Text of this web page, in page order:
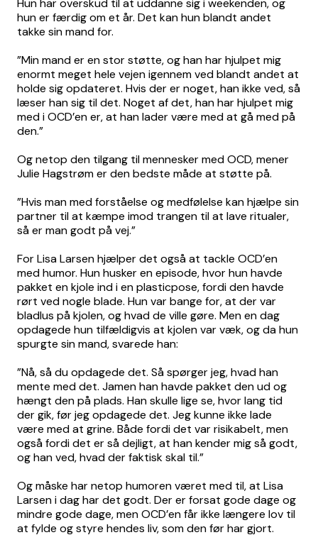
Hun har overskud til at uddanne sig i weekenden, og
hun er færdig om et år. Det kan hun blandt andet
takke sin mand for.
”Min mand er en stor støtte, og han har hjulpet mig
enormt meget hele vejen igennem ved blandt andet at
holde sig opdateret. Hvis der er noget, han ikke ved, så
læser han sig til det. Noget af det, han har hjulpet mig
med i OCD’en er, at han lader være med at gå med på
den.”
Og netop den tilgang til mennesker med OCD, mener
Julie Hagstrøm er den bedste måde at støtte på.
”Hvis man med forståelse og medfølelse kan hjælpe sin
partner til at kæmpe imod trangen til at lave ritualer,
så er man godt på vej.”
For Lisa Larsen hjælper det også at tackle OCD’en
med humor. Hun husker en episode, hvor hun havde
pakket en kjole ind i en plasticpose, fordi den havde
rørt ved nogle blade. Hun var bange for, at der var
bladlus på kjolen, og hvad de ville gøre. Men en dag
opdagede hun tilfældigvis at kjolen var væk, og da hun
spurgte sin mand, svarede han:
”Nå, så du opdagede det. Så spørger jeg, hvad han
mente med det. Jamen han havde pakket den ud og
hængt den på plads. Han skulle lige se, hvor lang tid
der gik, før jeg opdagede det. Jeg kunne ikke lade
være med at grine. Både fordi det var risikabelt, men
også fordi det er så dejligt, at han kender mig så godt,
og han ved, hvad der faktisk skal til.”
Og måske har netop humoren været med til, at Lisa
Larsen i dag har det godt. Der er forsat gode dage og
mindre gode dage, men OCD’en får ikke længere lov til
at fylde og styre hendes liv, som den før har gjort.